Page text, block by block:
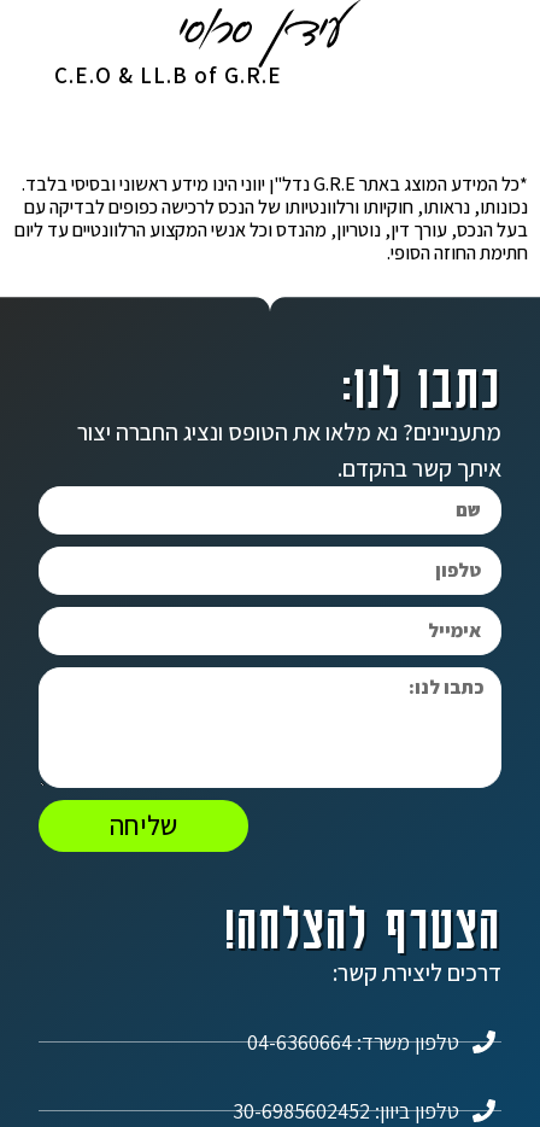
C.E.O & LL.B of G.R.E
*כל המידע המוצג באתר G.R.E נדל"ן יווני הינו מידע ראשוני ובסיסי בלבד.
נכונותו, נראותו, חוקיותו ורלוונטיותו של הנכס לרכישה כפופים לבדיקה עם
בעל הנכס, עורך דין, נוטריון, מהנדס וכל אנשי המקצוע הרלוונטיים עד ליום
חתימת החוזה הסופי.
הצטרף להצלחה!
דרכים ליצירת קשר:
טלפון משרד: 04-6360664
טלפון ביוון: 30-6985602452
כתבו לנו:
מתעניינים? נא מלאו את הטופס ונציג החברה יצור
איתך קשר בהקדם.
שליחה